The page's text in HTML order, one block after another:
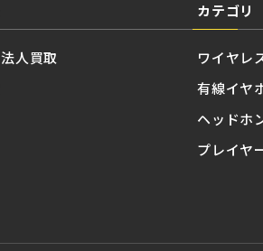
法人買取
カテゴリ
ワイヤレ
有線イヤ
ヘッドホ
プレイヤ